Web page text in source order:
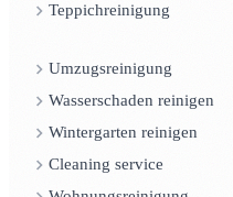
Teppichreinigung
Umzugsreinigung
Wasserschaden reinigen
Wintergarten reinigen
Cleaning service